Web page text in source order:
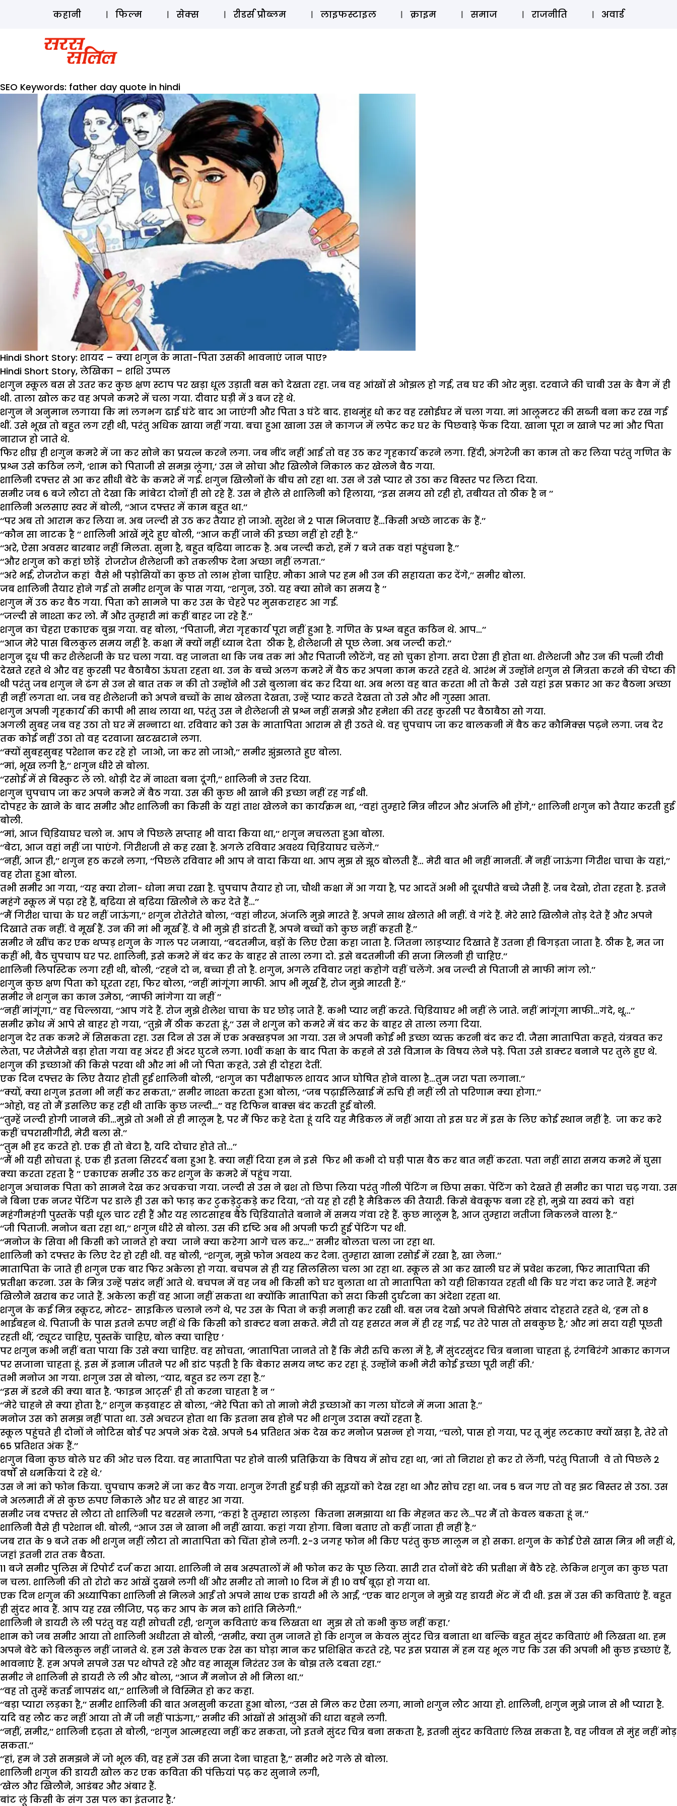
ऑडियो स्टोरी लॉग इन ⚲ SUBSCRIBE
कहानी फिल्म सेक्स रीडर्स प्रौब्लम लाइफस्टाइल क्राइम समाज राजनीति अवार्ड
SEO Keywords: father day quote in hindi
Hindi Short Story: शायद – क्या शगुन के माता-पिता उसकी भावनाएं जान पाए?
Hindi Short Story, लेखिका – शशि उप्पल
शगुन स्कूल बस से उतर कर कुछ क्षण स्टाप पर खड़ा धूल उड़ाती बस को देखता रहा. जब वह आंखों से ओझल हो गई, तब घर की ओर मुड़ा. दरवाजे की चाबी उस के बैग में ही
थी. ताला खोल कर वह अपने कमरे में चला गया. दीवार घड़ी में 3 बज रहे थे.
शगुन ने अनुमान लगाया कि मां लगभग ढाई घंटे बाद आ जाएंगी और पिता 3 घंटे बाद. हाथमुंह धो कर वह रसोईघर में चला गया. मां आलूमटर की सब्जी बना कर रख गई
थीं. उसे भूख तो बहुत लग रही थी, परंतु अधिक खाया नहीं गया. बचा हुआ खाना उस ने कागज में लपेट कर घर के पिछवाड़े फेंक दिया. खाना पूरा न खाने पर मां और पिता
नाराज हो जाते थे.
फिर शीघ्र ही शगुन कमरे में जा कर सोने का प्रयत्न करने लगा. जब नींद नहीं आई तो वह उठ कर गृहकार्य करने लगा. हिंदी, अंगरेजी का काम तो कर लिया परंतु गणित के
प्रश्न उसे कठिन लगे, ‘शाम को पिताजी से समझ लूंगा,’ उस ने सोचा और खिलौने निकाल कर खेलने बैठ गया.
शालिनी दफ्तर से आ कर सीधी बेटे के कमरे में गई. शगुन खिलौनों के बीच सो रहा था. उस ने उसे प्यार से उठा कर बिस्तर पर लिटा दिया.
समीर जब 6 बजे लौटा तो देखा कि मांबेटा दोनों ही सो रहे हैं. उस ने हौले से शालिनी को हिलाया, ‘‘इस समय सो रही हो, तबीयत तो ठीक है न ’’
शालिनी अलसाए स्वर में बोली, ‘‘आज दफ्तर में काम बहुत था.’’
‘‘पर अब तो आराम कर लिया न. अब जल्दी से उठ कर तैयार हो जाओ. सुरेश ने 2 पास भिजवाए हैं…किसी अच्छे नाटक के हैं.’’
‘‘कौन सा नाटक है ’’ शालिनी आंखें मूंदे हुए बोली, ‘‘आज कहीं जाने की इच्छा नहीं हो रही है.’’
‘‘अरे, ऐसा अवसर बारबार नहीं मिलता. सुना है, बहुत बढि़या नाटक है. अब जल्दी करो, हमें 7 बजे तक वहां पहुंचना है.’’
‘‘और शगुन को कहां छोड़ें रोजरोज शैलेशजी को तकलीफ देना अच्छा नहीं लगता.’’
‘‘अरे भई, रोजरोज कहां वैसे भी पड़ोसियों का कुछ तो लाभ होना चाहिए. मौका आने पर हम भी उन की सहायता कर देंगे,’’ समीर बोला.
जब शालिनी तैयार होने गई तो समीर शगुन के पास गया, ‘‘शगुन, उठो. यह क्या सोने का समय है ’’
शगुन में उठ कर बैठ गया. पिता को सामने पा कर उस के चेहरे पर मुसकराहट आ गई.
‘‘जल्दी से नाश्ता कर लो. मैं और तुम्हारी मां कहीं बाहर जा रहे हैं.’’
शगुन का चेहरा एकाएक बुझ गया. वह बोला, ‘‘पिताजी, मेरा गृहकार्य पूरा नहीं हुआ है. गणित के प्रश्न बहुत कठिन थे. आप…’’
‘‘आज मेरे पास बिलकुल समय नहीं है. कक्षा में क्यों नहीं ध्यान देता ठीक है, शैलेशजी से पूछ लेना. अब जल्दी करो.’’
शगुन दूध पी कर शैलेशजी के घर चला गया. वह जानता था कि जब तक मां और पिताजी लौटेंगे, वह सो चुका होगा. सदा ऐसा ही होता था. शैलेशजी और उन की पत्नी टीवी
देखते रहते थे और वह कुरसी पर बैठाबैठा ऊंघता रहता था. उन के बच्चे अलग कमरे में बैठ कर अपना काम करते रहते थे. आरंभ में उन्होंने शगुन से मित्रता करने की चेष्टा की
थी परंतु जब शगुन ने ढंग से उन से बात तक न की तो उन्होंने भी उसे बुलाना बंद कर दिया था. अब भला वह बात करता भी तो कैसे उसे यहां इस प्रकार आ कर बैठना अच्छा
ही नहीं लगता था. जब वह शैलेशजी को अपने बच्चों के साथ खेलता देखता, उन्हें प्यार करते देखता तो उसे और भी गुस्सा आता.
शगुन अपनी गृहकार्य की कापी भी साथ लाया था, परंतु उस ने शैलेशजी से प्रश्न नहीं समझे और हमेशा की तरह कुरसी पर बैठाबैठा सो गया.
अगली सुबह जब वह उठा तो घर में सन्नाटा था. रविवार को उस के मातापिता आराम से ही उठते थे. वह चुपचाप जा कर बालकनी में बैठ कर कौमिक्स पढ़ने लगा. जब देर
तक कोई नहीं उठा तो वह दरवाजा खटखटाने लगा.
‘‘क्यों सुबहसुबह परेशान कर रहे हो जाओ, जा कर सो जाओ,’’ समीर झुंझलाते हुए बोला.
‘‘मां, भूख लगी है,’’ शगुन धीरे से बोला.
‘‘रसोई में से बिस्कुट ले लो. थोड़ी देर में नाश्ता बना दूंगी,’’ शालिनी ने उत्तर दिया.
शगुन चुपचाप जा कर अपने कमरे में बैठ गया. उस की कुछ भी खाने की इच्छा नहीं रह गई थी.
दोपहर के खाने के बाद समीर और शालिनी का किसी के यहां ताश खेलने का कार्यक्रम था, ‘‘वहां तुम्हारे मित्र नीरज और अंजलि भी होंगे,’’ शालिनी शगुन को तैयार करती हुई
बोली.
‘‘मां, आज चिडि़याघर चलो न. आप ने पिछले सप्ताह भी वादा किया था,’’ शगुन मचलता हुआ बोला.
‘‘बेटा, आज वहां नहीं जा पाएंगे. गिरीशजी से कह रखा है. अगले रविवार अवश्य चिडि़याघर चलेंगे.’’
‘‘नहीं, आज ही,’’ शगुन हठ करने लगा, ‘‘पिछले रविवार भी आप ने वादा किया था. आप मुझ से झूठ बोलती हैं… मेरी बात भी नहीं मानतीं. मैं नहीं जाऊंगा गिरीश चाचा के यहां,’’
वह रोता हुआ बोला.
तभी समीर आ गया, ‘‘यह क्या रोना- धोना मचा रखा है. चुपचाप तैयार हो जा, चौथी कक्षा में आ गया है, पर आदतें अभी भी दूधपीते बच्चे जैसी हैं. जब देखो, रोता रहता है. इतने
महंगे स्कूल में पढ़ा रहे हैं, बढि़या से बढि़या खिलौने ले कर देते हैं…’’
‘‘मैं गिरीश चाचा के घर नहीं जाऊंगा,’’ शगुन रोतेरोते बोला, ‘‘वहां नीरज, अंजलि मुझे मारते हैं. अपने साथ खेलाते भी नहीं. वे गंदे हैं. मेरे सारे खिलौने तोड़ देते हैं और अपने
दिखाते तक नहीं. वे मूर्ख हैं. उन की मां भी मूर्ख हैं. वे भी मुझे ही डांटती हैं, अपने बच्चों को कुछ नहीं कहती हैं.’’
समीर ने खींच कर एक थप्पड़ शगुन के गाल पर जमाया, ‘‘बदतमीज, बड़ों के लिए ऐसा कहा जाता है. जितना लाड़प्यार दिखाते हैं उतना ही बिगड़ता जाता है. ठीक है, मत जा
कहीं भी, बैठ चुपचाप घर पर. शालिनी, इसे कमरे में बंद कर के बाहर से ताला लगा दो. इसे बदतमीजी की सजा मिलनी ही चाहिए.’’
शालिनी लिपस्टिक लगा रही थी, बोली, ‘‘रहने दो न, बच्चा ही तो है. शगुन, अगले रविवार जहां कहोगे वहीं चलेंगे. अब जल्दी से पिताजी से माफी मांग लो.’’
शगुन कुछ क्षण पिता को घूरता रहा, फिर बोला, ‘‘नहीं मांगूंगा माफी. आप भी मूर्ख हैं, रोज मुझे मारती हैं.’’
समीर ने शगुन का कान उमेठा, ‘‘माफी मांगेगा या नहीं ’’
‘‘नहीं मांगूंगा,’’ वह चिल्लाया, ‘‘आप गंदे हैं. रोज मुझे शैलेश चाचा के घर छोड़ जाते हैं. कभी प्यार नहीं करते. चिडि़याघर भी नहीं ले जाते. नहीं मांगूंगा माफी…गंदे, थू…’’
समीर क्रोध में आपे से बाहर हो गया, ‘‘तुझे मैं ठीक करता हूं,’’ उस ने शगुन को कमरे में बंद कर के बाहर से ताला लगा दिया.
शगुन देर तक कमरे में सिसकता रहा. उस दिन से उस में एक अक्खड़पन आ गया. उस ने अपनी कोई भी इच्छा व्यक्त करनी बंद कर दी. जैसा मातापिता कहते, यंत्रवत कर
लेता, पर जैसेजैसे बड़ा होता गया वह अंदर ही अंदर घुटने लगा. 10वीं कक्षा के बाद पिता के कहने से उसे विज्ञान के विषय लेने पड़े. पिता उसे डाक्टर बनाने पर तुले हुए थे.
शगुन की इच्छाओं की किसे परवा थी और मां भी जो पिता कहते, उसे ही दोहरा देतीं.
एक दिन दफ्तर के लिए तैयार होती हुई शालिनी बोली, ‘‘शगुन का परीक्षाफल शायद आज घोषित होने वाला है…तुम जरा पता लगाना.’’
‘‘क्यों, क्या शगुन इतना भी नहीं कर सकता,’’ समीर नाश्ता करता हुआ बोला, ‘‘जब पढ़ाईलिखाई में रुचि ही नहीं ली तो परिणाम क्या होगा.’’
‘‘ओहो, वह तो मैं इसलिए कह रही थी ताकि कुछ जल्दी…’’ वह टिफिन बाक्स बंद करती हुई बोली.
‘‘तुम्हें जल्दी होगी जानने की…मुझे तो अभी से ही मालूम है, पर मैं फिर कहे देता हूं यदि यह मैडिकल में नहीं आया तो इस घर में इस के लिए कोई स्थान नहीं है. जा कर करे
कहीं चपरासीगीरी, मेरी बला से.’’
‘‘तुम भी हद करते हो. एक ही तो बेटा है, यदि दोचार होते तो…’’
‘‘मैं भी यही सोचता हूं. एक ही इतना सिरदर्द बना हुआ है. क्या नहीं दिया हम ने इसे फिर भी कभी दो घड़ी पास बैठ कर बात नहीं करता. पता नहीं सारा समय कमरे में घुसा
क्या करता रहता है ’’ एकाएक समीर उठ कर शगुन के कमरे में पहुंच गया.
शगुन अचानक पिता को सामने देख कर अचकचा गया. जल्दी से उस ने ब्रश तो छिपा लिया परंतु गीली पेंटिंग न छिपा सका. पेंटिंग को देखते ही समीर का पारा चढ़ गया. उस
ने बिना एक नजर पेंटिंग पर डाले ही उस को फाड़ कर टुकड़ेटुकड़े कर दिया, ‘‘तो यह हो रही है मैडिकल की तैयारी. किसे बेवकूफ बना रहे हो, मुझे या स्वयं को वहां
महंगीमहंगी पुस्तकें पड़ी धूल चाट रही हैं और यह लाटसाहब बैठे चिडि़यातोते बनाने में समय गंवा रहे हैं. कुछ मालूम है, आज तुम्हारा नतीजा निकलने वाला है.’’
‘‘जी पिताजी. मनोज बता रहा था,’’ शगुन धीरे से बोला. उस की दृष्टि अब भी अपनी फटी हुई पेंटिंग पर थी.
‘‘मनोज के सिवा भी किसी को जानते हो क्या जाने क्या करेगा आगे चल कर…’’ समीर बोलता चला जा रहा था.
शालिनी को दफ्तर के लिए देर हो रही थी. वह बोली, ‘‘शगुन, मुझे फोन अवश्य कर देना. तुम्हारा खाना रसोई में रखा है, खा लेना.’’
मातापिता के जाते ही शगुन एक बार फिर अकेला हो गया. बचपन से ही यह सिलसिला चला आ रहा था. स्कूल से आ कर खाली घर में प्रवेश करना, फिर मातापिता की
प्रतीक्षा करना. उस के मित्र उन्हें पसंद नहीं आते थे. बचपन में वह जब भी किसी को घर बुलाता था तो मातापिता को यही शिकायत रहती थी कि घर गंदा कर जाते हैं. महंगे
खिलौने खराब कर जाते हैं. अकेला कहीं वह आजा नहीं सकता था क्योंकि मातापिता को सदा किसी दुर्घटना का अंदेशा रहता था.
शगुन के कई मित्र स्कूटर, मोटर- साइकिल चलाने लगे थे, पर उस के पिता ने कड़ी मनाही कर रखी थी. बस जब देखो अपने घिसेपिटे संवाद दोहराते रहते थे, ‘हम तो 8
भाईबहन थे. पिताजी के पास इतने रुपए नहीं थे कि किसी को डाक्टर बना सकते. मेरी तो यह हसरत मन में ही रह गई, पर तेरे पास तो सबकुछ है,’ और मां सदा यही पूछती
रहती थीं, ‘ट्यूटर चाहिए, पुस्तकें चाहिए, बोल क्या चाहिए ’
पर शगुन कभी नहीं बता पाया कि उसे क्या चाहिए. वह सोचता, ‘मातापिता जानते तो हैं कि मेरी रुचि कला में है, मैं सुंदरसुंदर चित्र बनाना चाहता हूं, रंगबिरंगे आकार कागज
पर सजाना चाहता हूं. इस में इनाम जीतने पर भी डांट पड़ती है कि बेकार समय नष्ट कर रहा हूं. उन्होंने कभी मेरी कोई इच्छा पूरी नहीं की.’
तभी मनोज आ गया. शगुन उस से बोला, ‘‘यार, बहुत डर लग रहा है.’’
‘‘इस में डरने की क्या बात है. ‘फाइन आर्ट्स’ ही तो करना चाहता है न ’’
‘‘मेरे चाहने से क्या होता है,’’ शगुन कड़वाहट से बोला, ‘‘मेरे पिता को तो मानो मेरी इच्छाओं का गला घोंटने में मजा आता है.’’
मनोज उस को समझ नहीं पाता था. उसे अचरज होता था कि इतना सब होने पर भी शगुन उदास क्यों रहता है.
स्कूल पहुंचते ही दोनों ने नोटिस बोर्ड पर अपने अंक देखे. अपने 54 प्रतिशत अंक देख कर मनोज प्रसन्न हो गया, ‘‘चलो, पास हो गया, पर तू मुंह लटकाए क्यों खड़ा है, तेरे तो
65 प्रतिशत अंक हैं.’’
शगुन बिना कुछ बोले घर की ओर चल दिया. वह मातापिता पर होने वाली प्रतिक्रिया के विषय में सोच रहा था, ‘मां तो निराश हो कर रो लेंगी, परंतु पिताजी वे तो पिछले 2
वर्षों से धमकियां दे रहे थे.’
उस ने मां को फोन किया. चुपचाप कमरे में जा कर बैठ गया. शगुन रेंगती हुई घड़ी की सूइयों को देख रहा था और सोच रहा था. जब 5 बज गए तो वह झट बिस्तर से उठा. उस
ने अलमारी में से कुछ रुपए निकाले और घर से बाहर आ गया.
समीर जब दफ्तर से लौटा तो शालिनी पर बरसने लगा, ‘‘कहां है तुम्हारा लाड़ला कितना समझाया था कि मेहनत कर ले…पर मैं तो केवल बकता हूं न.’’
शालिनी वैसे ही परेशान थी. बोली, ‘‘आज उस ने खाना भी नहीं खाया. कहां गया होगा. बिना बताए तो कहीं जाता ही नहीं है.’’
जब रात के 9 बजे तक भी शगुन नहीं लौटा तो मातापिता को चिंता होने लगी. 2-3 जगह फोन भी किए परंतु कुछ मालूम न हो सका. शगुन के कोई ऐसे खास मित्र भी नहीं थे,
जहां इतनी रात तक बैठता.
11 बजे समीर पुलिस में रिपोर्ट दर्ज करा आया. शालिनी ने सब अस्पतालों में भी फोन कर के पूछ लिया. सारी रात दोनों बेटे की प्रतीक्षा में बैठे रहे. लेकिन शगुन का कुछ पता
न चला. शालिनी की तो रोरो कर आंखें दुखने लगी थीं और समीर तो मानो 10 दिन में ही 10 वर्ष बूढ़ा हो गया था.
एक दिन शगुन की अध्यापिका शालिनी से मिलने आईं तो अपने साथ एक डायरी भी ले आईं, ‘‘एक बार शगुन ने मुझे यह डायरी भेंट में दी थी. इस में उस की कविताएं हैं. बहुत
ही सुंदर भाव हैं. आप यह रख लीजिए, पढ़ कर आप के मन को शांति मिलेगी.’’
शालिनी ने डायरी ले ली परंतु वह यही सोचती रही, ‘शगुन कविताएं कब लिखता था मुझ से तो कभी कुछ नहीं कहा.’
शाम को जब समीर आया तो शालिनी अधीरता से बोली, ‘‘समीर, क्या तुम जानते हो कि शगुन न केवल सुंदर चित्र बनाता था बल्कि बहुत सुंदर कविताएं भी लिखता था. हम
अपने बेटे को बिलकुल नहीं जानते थे. हम उसे केवल एक रेस का घोड़ा मान कर प्रशिक्षित करते रहे, पर इस प्रयास में हम यह भूल गए कि उस की अपनी भी कुछ इच्छाएं हैं,
भावनाएं हैं. हम अपने सपने उस पर थोपते रहे और वह मासूम निरंतर उन के बोझ तले दबता रहा.’’
समीर ने शालिनी से डायरी ले ली और बोला, ‘‘आज मैं मनोज से भी मिला था.’’
‘‘वह तो तुम्हें कतई नापसंद था,’’ शालिनी ने विस्मित हो कर कहा.
‘‘बड़ा प्यारा लड़का है,’’ समीर शालिनी की बात अनसुनी करता हुआ बोला, ‘‘उस से मिल कर ऐसा लगा, मानो शगुन लौट आया हो. शालिनी, शगुन मुझे जान से भी प्यारा है.
यदि वह लौट कर नहीं आया तो मैं जी नहीं पाऊंगा,’’ समीर की आंखों से आंसुओं की धारा बहने लगी.
‘‘नहीं, समीर,’’ शालिनी दृढ़ता से बोली, ‘‘शगुन आत्महत्या नहीं कर सकता, जो इतने सुंदर चित्र बना सकता है, इतनी सुंदर कविताएं लिख सकता है, वह जीवन से मुंह नहीं मोड़
सकता.’’
‘‘हां, हम ने उसे समझने में जो भूल की, वह हमें उस की सजा देना चाहता है,’’ समीर भरे गले से बोला.
शालिनी शगुन की डायरी खोल कर एक कविता की पंक्तियां पढ़ कर सुनाने लगी,
‘खेल और खिलौने, आडंबर और अंबार हैं.
बांट लूं किसी के संग उस पल का इंतजार है.’